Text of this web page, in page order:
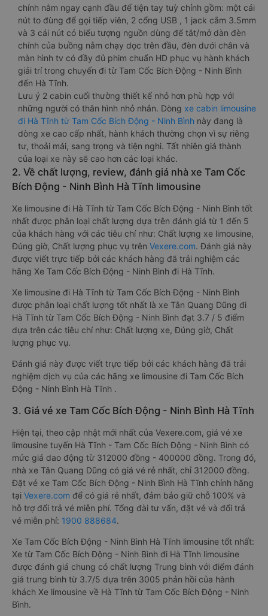
chính nằm ngay cạnh đầu để tiện tay tuỳ chỉnh gồm: một cái
nút to đùng để gọi tiếp viên, 2 cổng USB , 1 jack cắm 3.5mm
và 3 cái nút có biểu tượng nguồn dùng để tắt/mở dàn đèn
chính của buồng nằm chạy dọc trên đầu, đèn dưới chân và
màn hình tv có đầy đủ phim chuẩn HD phục vụ hành khách
giải trí trong chuyến đi từ Tam Cốc Bích Động - Ninh Bình
đến Hà Tĩnh.
Lưu ý 2 cabin cuối thường thiết kế nhỏ hơn phù hợp với
những người có thân hình nhỏ nhắn. Dòng xe cabin limousine
đi Hà Tĩnh từ Tam Cốc Bích Động - Ninh Bình này đang là
dòng xe cao cấp nhất, hành khách thường chọn vì sự riêng
tư, thoải mái, sang trọng và tiện nghi. Tất nhiên giá thành
của loại xe này sẽ cao hơn các loại khác.
2. Về chất lượng, review, đánh giá nhà xe Tam Cốc
Bích Động - Ninh Bình Hà Tĩnh limousine
Xe limousine đi Hà Tĩnh từ Tam Cốc Bích Động - Ninh Bình tốt
nhất được phân loại chất lượng dựa trên đánh giá từ 1 đến 5
của khách hàng với các tiêu chí như: Chất lượng xe limousine,
Đúng giờ, Chất lượng phục vụ trên Vexere.com. Đánh giá này
được viết trực tiếp bởi các khách hàng đã trải nghiệm các
hãng Xe Tam Cốc Bích Động - Ninh Bình đi Hà Tĩnh.
Xe limousine đi Hà Tĩnh từ Tam Cốc Bích Động - Ninh Bình
được phân loại chất lượng tốt nhất là xe Tân Quang Dũng đi
Hà Tĩnh từ Tam Cốc Bích Động - Ninh Bình đạt 3.7 / 5 điểm
dựa trên các tiêu chí như: Chất lượng xe, Đúng giờ, Chất
lượng phục vụ.
Đánh giá này được viết trực tiếp bởi các khách hàng đã trải
nghiệm dịch vụ của các hãng xe limousine đi Tam Cốc Bích
Động - Ninh Bình Hà Tĩnh .
3. Giá vé xe Tam Cốc Bích Động - Ninh Bình Hà Tĩnh
Hiện tại, theo cập nhật mới nhất của Vexere.com, giá vé xe
limousine tuyến Hà Tĩnh - Tam Cốc Bích Động - Ninh Bình có
mức giá dao động từ 312000 đồng - 400000 đồng. Trong đó,
nhà xe Tân Quang Dũng có giá vé rẻ nhất, chỉ 312000 đồng.
Đặt vé xe Tam Cốc Bích Động - Ninh Bình Hà Tĩnh chính hãng
tại Vexere.com để có giá rẻ nhất, đảm bảo giữ chỗ 100% và
hỗ trợ đổi trả vé miễn phí. Tổng đài tư vấn, đặt vé và đổi trả
vé miễn phí: 1900 888684.
Xe Tam Cốc Bích Động - Ninh Bình Hà Tĩnh limousine tốt nhất:
Xe từ Tam Cốc Bích Động - Ninh Bình đi Hà Tĩnh limousine
được đánh giá chung có chất lượng Trung bình với điểm đánh
giá trung bình từ 3.7/5 dựa trên 3005 phản hồi của hành
khách Xe limousine về Hà Tĩnh từ Tam Cốc Bích Động - Ninh
Bình.